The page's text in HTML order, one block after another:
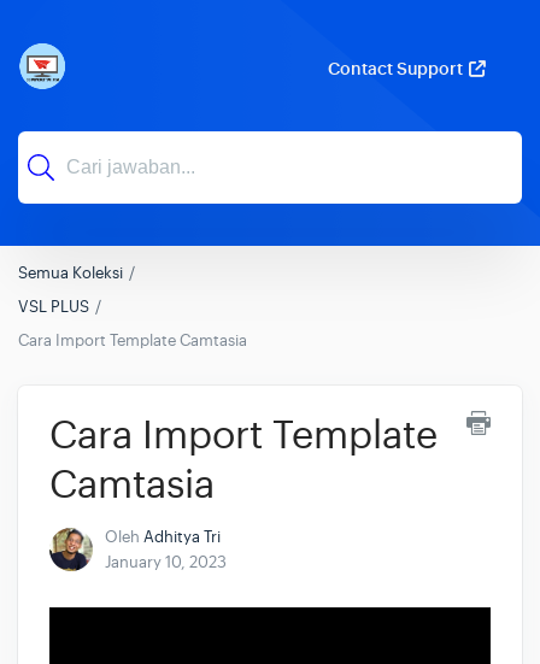
Contact Support
Semua Koleksi
VSL PLUS
Cara Import Template Camtasia
Cara Import Template
Camtasia
Oleh Adhitya Tri
January 10, 2023